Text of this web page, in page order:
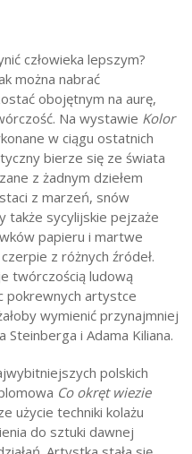
człowieka lepszym?
można nabrać
obojętnym na aurę,
Na wystawie Kolor
w ciągu ostatnich
bierze się ze świata
z żadnym dziełem
z marzeń, snów
także sycylijskie pejzaże
papieru i martwe
z różnych źródeł.
twórczością ludową
pokrewnych artystce
wymienić przynajmniej
Steinberga i Adama Kiliana.
polskich
Co okręt wiezie
użycie techniki kolażu
do sztuki dawnej